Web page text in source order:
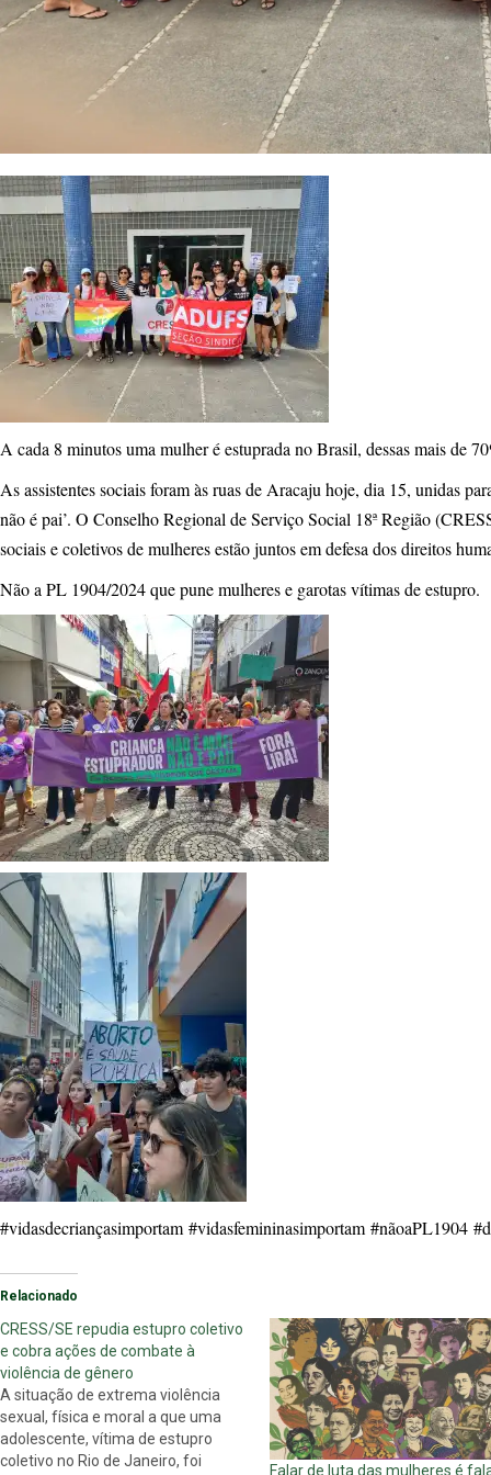
A cada 8 minutos uma mulher é estuprada no Brasil, dessas mais de
As assistentes sociais foram às ruas de Aracaju hoje, dia 15, unidas
não é pai’. O Conselho Regional de Serviço Social 18ª Região
sociais e coletivos de mulheres estão juntos em defesa dos direitos
Não a PL 1904/2024 que pune mulheres e garotas vítimas de estupro.
#vidasdecriançasimportam #vidasfemininasimportam #nãoaPL1904
Relacionado
CRESS/SE repudia estupro coletivo
e cobra ações de combate à
violência de gênero
A situação de extrema violência
sexual, física e moral a que uma
adolescente, vítima de estupro
coletivo no Rio de Janeiro, foi
Falar de luta das mulheres é